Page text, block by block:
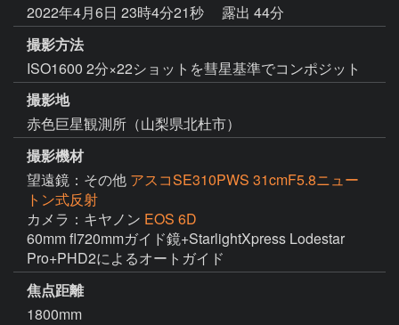
2022年4月6日 23時4分21秒
露出 44分
撮影方法
ISO1600 2分×22ショットを彗星基準でコンポジット
撮影地
赤色巨星観測所（山梨県北杜市）
撮影機材
望遠鏡：その他 アスコSE310PWS 31cmF5.8ニュー
トン式反射
カメラ：キヤノン EOS 6D
60mm fl720mmガイド鏡+StarlightXpress Lodestar
Pro+PHD2によるオートガイド
焦点距離
1800mm